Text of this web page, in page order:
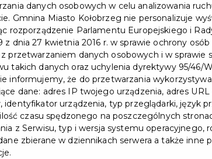
danych osobowych w celu analizowania
Gmnina Miasto Kołobrzeg nie personalizuje
rozporządzenie Parlamentu Europejskiego i
z dnia 27 kwietnia 2016 r. w sprawie ochrony
przetwarzaniem danych osobowych i w sprawie
takich danych oraz uchylenia dyrektywy 95/46/
informujemy, że do przetwarzania
dane: adres IP twojego urządzenia, adres URL
identyfikator urządzenia, typ przeglądarki, język
czasu spędzonego na poszczególnych
z Serwisu, typ i wersja systemu operacyjnego,
zbierane w dziennikach serwera a także inne